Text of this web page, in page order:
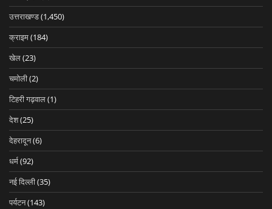
उत्तराखण्ड(1,450)
क्राइम(184)
खेल(23)
चमोली(2)
टिहरी गढ़वाल(1)
देश(25)
देहरादून(6)
धर्म(92)
नई दिल्ली(35)
पर्यटन(143)